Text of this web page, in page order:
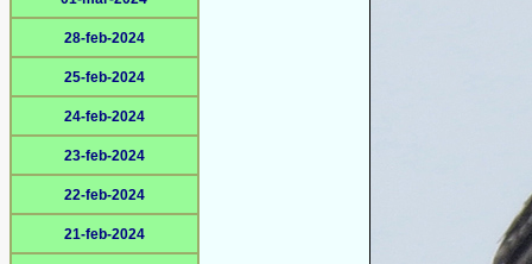
28-feb-2024
25-feb-2024
24-feb-2024
23-feb-2024
22-feb-2024
21-feb-2024